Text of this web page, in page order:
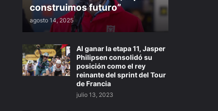
construimos futuro”
agosto 14, 2025
Al ganar la etapa 11, Jasper
Philipsen consolidó su
posición como el rey
reinante del sprint del Tour
de Francia
julio 13, 2023